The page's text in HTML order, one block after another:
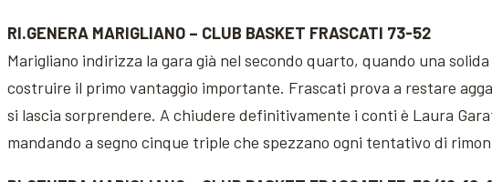
RI.GENERA MARIGLIANO – CLUB BASKET FRASCATI 73-52
Marigliano indirizza la gara già nel secondo quarto, quando una
costruire il primo vantaggio importante. Frascati prova a restare
si lascia sorprendere. A chiudere definitivamente i conti è Laura
mandando a segno cinque triple che spezzano ogni tentativo di